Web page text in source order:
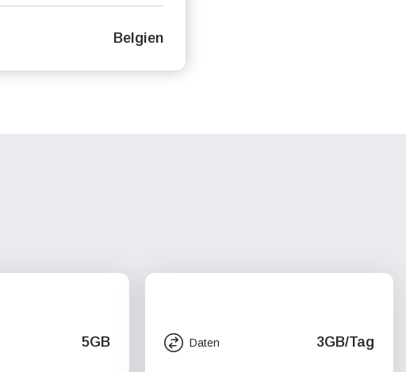
Belgien
5GB Daten 3GB/Tag